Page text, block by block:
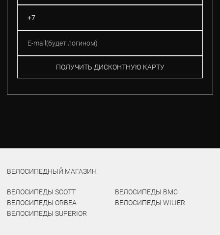
ПОЛУЧИТЬ ДИСКОНТНУЮ КАРТУ
ВЕЛОСИПЕДНЫЙ МАГАЗИН
ВЕЛОСИПЕДЫ SCOTT
ВЕЛОСИПЕДЫ ORBEA
ВЕЛОСИПЕДЫ SUPERIOR
ВЕЛОСИПЕДЫ BMC
ВЕЛОСИПЕДЫ WILIER